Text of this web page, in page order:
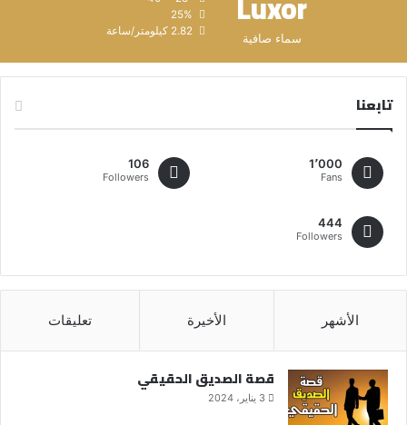
سماء صافية
25%
2.82 كيلومتر/ساعة
تابعنا
1٬000
Fans
106
Followers
444
Followers
الأشهر الأخيرة تعليقات
قصة الصديق الحقيقي
3 يناير، 2024